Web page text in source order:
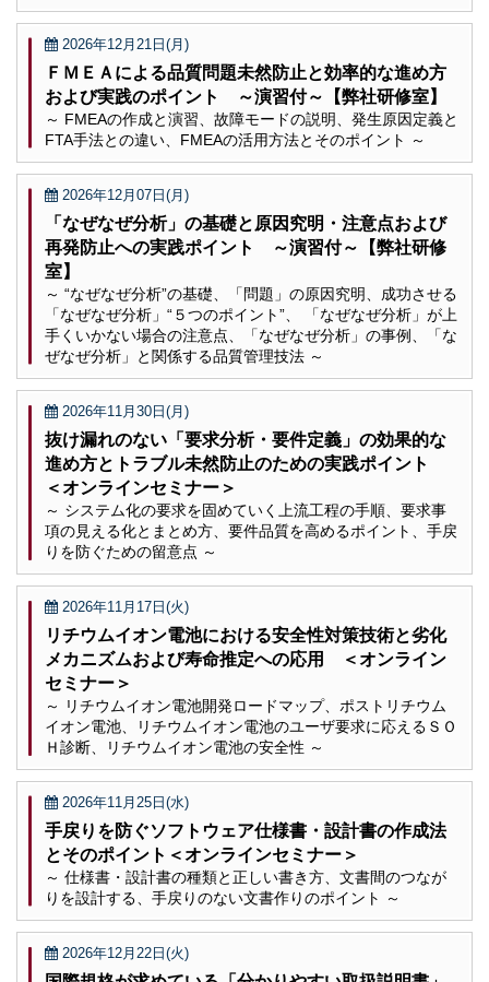
2026年12月21日(月)
ＦＭＥＡによる品質問題未然防止と効率的な進め方
および実践のポイント ～演習付～【弊社研修室】
～ FMEAの作成と演習、故障モードの説明、発生原因定義と
FTA手法との違い、FMEAの活用方法とそのポイント ～
2026年12月07日(月)
「なぜなぜ分析」の基礎と原因究明・注意点および
再発防止への実践ポイント ～演習付～【弊社研修
室】
～ “なぜなぜ分析”の基礎、「問題」の原因究明、成功させる
「なぜなぜ分析」“５つのポイント”、 「なぜなぜ分析」が上
手くいかない場合の注意点、「なぜなぜ分析」の事例、「な
ぜなぜ分析」と関係する品質管理技法 ～
2026年11月30日(月)
抜け漏れのない「要求分析・要件定義」の効果的な
進め方とトラブル未然防止のための実践ポイント
＜オンラインセミナー＞
～ システム化の要求を固めていく上流工程の手順、要求事
項の見える化とまとめ方、要件品質を高めるポイント、手戻
りを防ぐための留意点 ～
2026年11月17日(火)
リチウムイオン電池における安全性対策技術と劣化
メカニズムおよび寿命推定への応用 ＜オンライン
セミナー＞
～ リチウムイオン電池開発ロードマップ、ポストリチウム
イオン電池、リチウムイオン電池のユーザ要求に応えるＳＯ
Ｈ診断、リチウムイオン電池の安全性 ～
2026年11月25日(水)
手戻りを防ぐソフトウェア仕様書・設計書の作成法
とそのポイント＜オンラインセミナー＞
～ 仕様書・設計書の種類と正しい書き方、文書間のつなが
りを設計する、手戻りのない文書作りのポイント ～
2026年12月22日(火)